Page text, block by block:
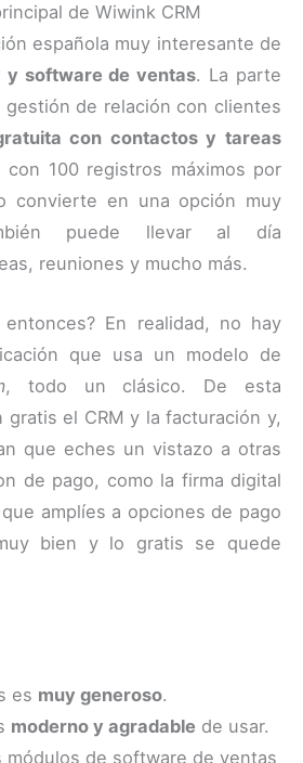
de Wiwink CRM
española muy interesante de
y software de ventas. La parte
gestión de relación con clientes
con contactos y tareas
con 100 registros máximos por
convierte en una opción muy
puede llevar al día
reuniones y mucho más.
En realidad, no hay
que usa un modelo de
, todo un clásico. De esta
gratis el CRM y la facturación y,
que eches un vistazo a otras
de pago, como la firma digital
amplíes a opciones de pago
bien y lo gratis se quede
es muy generoso.
moderno y agradable de usar.
módulos de software de ventas